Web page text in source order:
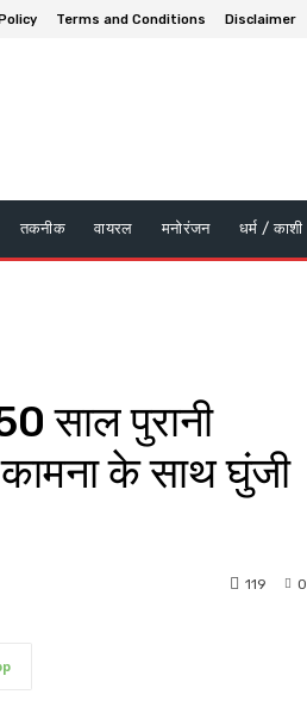
Terms and Conditions Disclaimer
तकनीक वायरल मनोरंजन धर्म / काशी
साल पुरानी
कामना के साथ घुंजी
0
119